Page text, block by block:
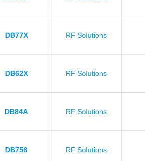
DB77X RF Solutions
DB62X RF Solutions
DB84A RF Solutions
DB756 RF Solutions